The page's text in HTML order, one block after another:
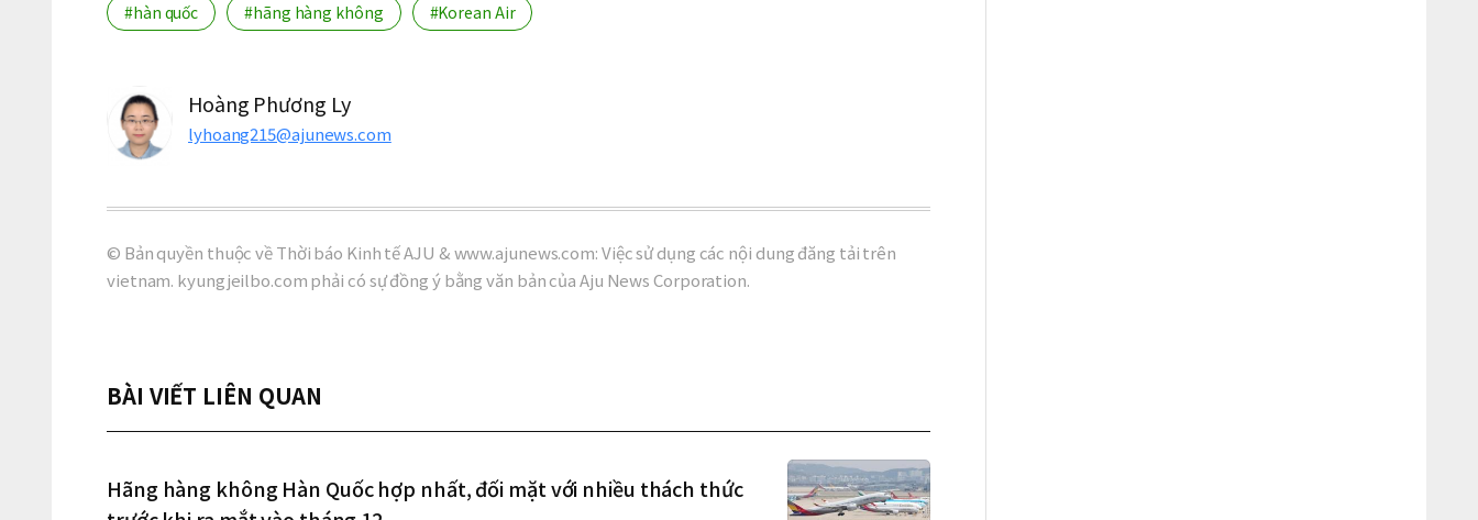
#hàn quốc #hãng hàng không #Korean Air
Hoàng Phương Ly
lyhoang215@ajunews.com
© Bản quyền thuộc về Thời báo Kinh tế AJU & www.ajunews.com: Việc sử dụng các nội dung đăng tải trên
vietnam. kyungjeilbo.com phải có sự đồng ý bằng văn bản của Aju News Corporation.
BÀI VIẾT LIÊN QUAN
Hãng hàng không Hàn Quốc hợp nhất, đối mặt với nhiều thách thức